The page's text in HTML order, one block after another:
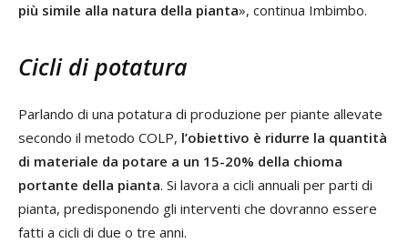
più simile alla natura della pianta», continua Imbimbo.
Cicli di potatura
Parlando di una potatura di produzione per piante allevate
secondo il metodo COLP, l’obiettivo è ridurre la quantità
di materiale da potare a un 15-20% della chioma
portante della pianta. Si lavora a cicli annuali per parti di
pianta, predisponendo gli interventi che dovranno essere
fatti a cicli di due o tre anni.